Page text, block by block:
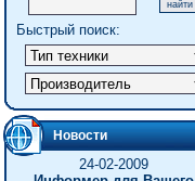
Быстрый поиск:
Новости
24-02-2009